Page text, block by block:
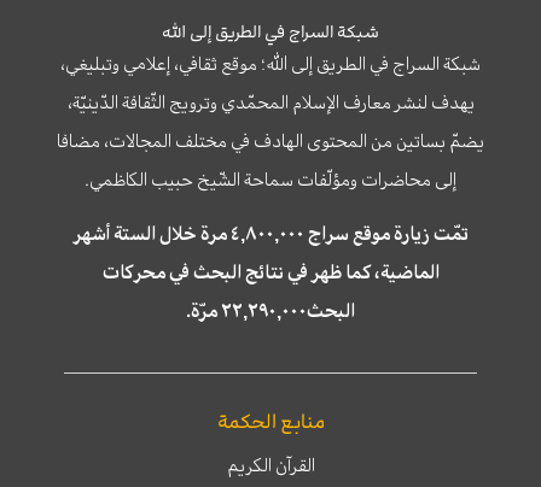
شبكة السراج في الطريق إلى الله
شبكة السراج في الطريق إلى الله؛ موقع ثقافي، إعلامي وتبليغي،
يهدف لنشر معارف الإسلام المحمّدي وترويج الثّقافة الدّينيّة،
يضمّ بساتين من المحتوى الهادف في مختلف المجالات، مضافا
إلى محاضرات ومؤلّفات سماحة الشّيخ حبيب الكاظمي.
تمّت زيارة موقع سراج ٤,٨٠٠,٠٠٠ مرة خلال الستة أشهر
الماضية، كما ظهر في نتائج البحث في محركات
البحث٢٢,٢٩٠,٠٠٠ مرّة.
منابع الحكمة
القرآن الكريم